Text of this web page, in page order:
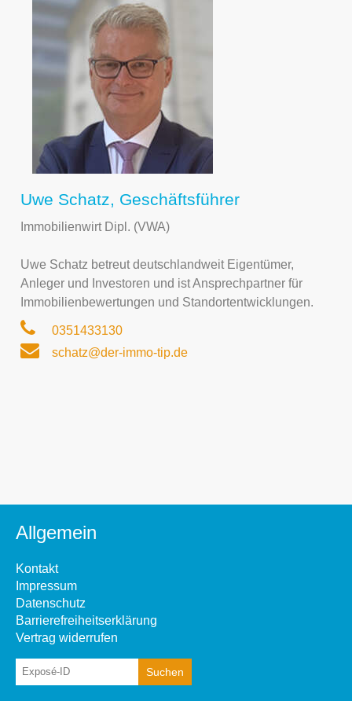
Uwe Schatz, Geschäftsführer
Immobilienwirt Dipl. (VWA)
Uwe Schatz betreut deutschlandweit Eigentümer,
Anleger und Investoren und ist Ansprechpartner für
Immobilienbewertungen und Standortentwicklungen.
0351433130
schatz@der-immo-tip.de
Allgemein
Kontakt
Impressum
Datenschutz
Barrierefreiheitserklärung
Vertrag widerrufen